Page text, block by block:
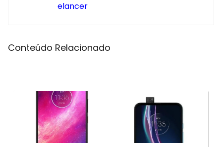
elancer
Conteúdo Relacionado